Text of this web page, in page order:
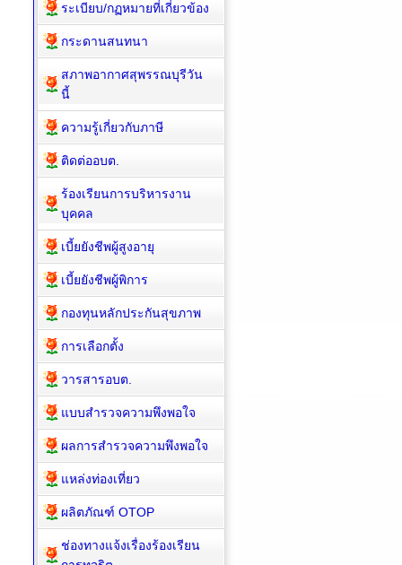
ระเบียบ/กฏหมายที่เกี่ยวข้อง
กระดานสนทนา
สภาพอากาศสุพรรณบุรีวัน
นี้
ความรู้เกี่ยวกับภาษี
ติดต่ออบต.
ร้องเรียนการบริหารงาน
บุคคล
เบี้ยยังชีพผู้สูงอายุ
เบี้ยยังชีพผู้พิการ
กองทุนหลักประกันสุขภาพ
การเลือกตั้ง
วารสารอบต.
แบบสำรวจความพึงพอใจ
ผลการสำรวจความพึงพอใจ
แหล่งท่องเที่ยว
ผลิตภัณฑ์ OTOP
ช่องทางแจ้งเรื่องร้องเรียน